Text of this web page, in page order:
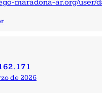
maradona-ar.org/user/
de 2026